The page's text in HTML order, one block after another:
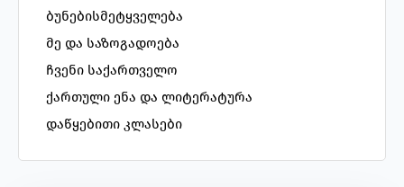
ბუნებისმეტყველება
მე და საზოგადოება
ჩვენი საქართველო
ქართული ენა და ლიტერატურა
დაწყებითი კლასები